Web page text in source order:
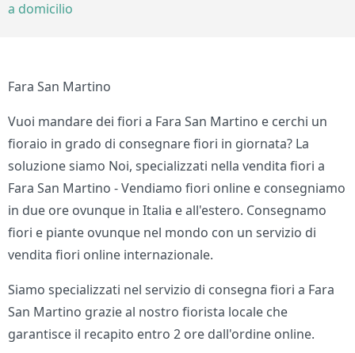
a domicilio
Fara San Martino
Vuoi mandare dei fiori a Fara San Martino e cerchi un
fioraio in grado di consegnare fiori in giornata? La
soluzione siamo Noi, specializzati nella vendita fiori a
Fara San Martino - Vendiamo fiori online e consegniamo
in due ore ovunque in Italia e all'estero. Consegnamo
fiori e piante ovunque nel mondo con un servizio di
vendita fiori online internazionale.
Siamo specializzati nel servizio di consegna fiori a Fara
San Martino grazie al nostro fiorista locale che
garantisce il recapito entro 2 ore dall'ordine online.